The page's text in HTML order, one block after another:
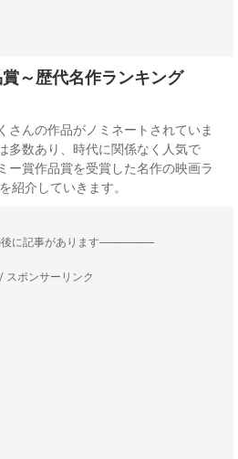
～歴代名作ランキング
さんの作品がノミネートされていま
多数あり、時代に関係なく人気で
ー賞作品賞を受賞した名作の映画ラ
紹介していきます。
後に記事があります--------------------
スポンサーリンク